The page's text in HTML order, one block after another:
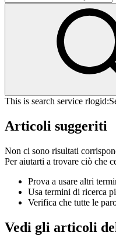
This is search service rlogid:
Articoli suggeriti
Non ci sono risultati
Per aiutarti a trovare ciò che
Prova a usare altri
Usa termini di ricerca
Verifica che tutte le
Vedi gli articoli